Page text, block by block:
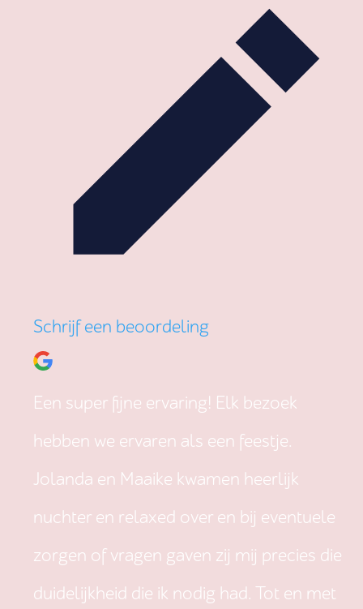
Schrijf een beoordeling
Een super fijne ervaring! Elk bezoek
hebben we ervaren als een feestje.
Jolanda en Maaike kwamen heerlijk
nuchter en relaxed over en bij eventuele
zorgen of vragen gaven zij mij precies die
duidelijkheid die ik nodig had. Tot en met